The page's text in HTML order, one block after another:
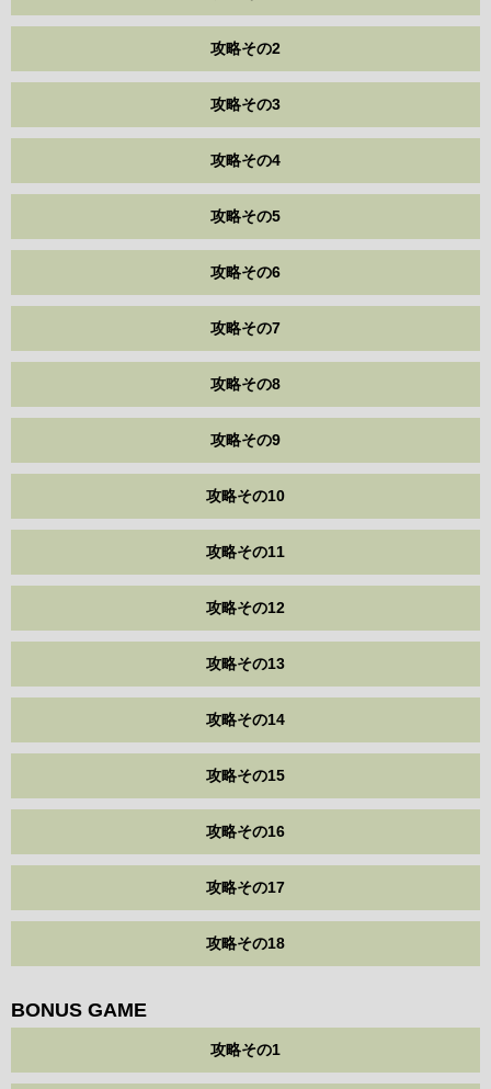
攻略その2
攻略その3
攻略その4
攻略その5
攻略その6
攻略その7
攻略その8
攻略その9
攻略その10
攻略その11
攻略その12
攻略その13
攻略その14
攻略その15
攻略その16
攻略その17
攻略その18
BONUS GAME
攻略その1